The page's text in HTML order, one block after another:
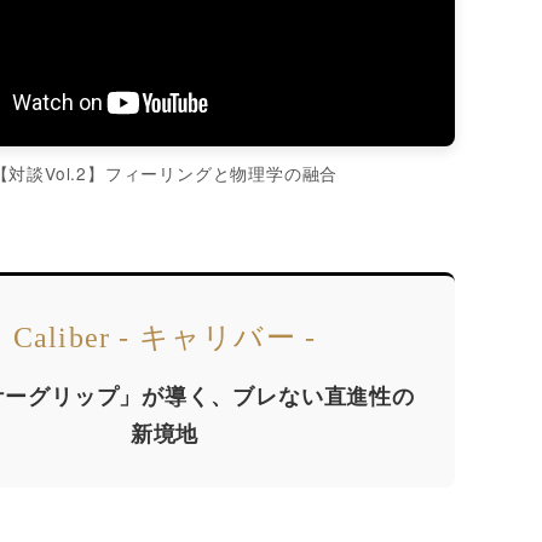
対談Vol.2】フィーリングと物理学の融合
Caliber - キャリバー -
グリップ」が導く、ブレない直進性の
新境地